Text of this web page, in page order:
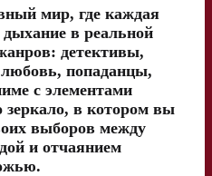
мир, где каждая
в реальной
детективы,
попаданцы,
с элементами
в котором вы
выборов между
и отчаянием